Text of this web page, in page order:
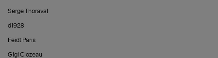
Serge Thoraval
d1928
Feidt Paris
Gigi Clozeau